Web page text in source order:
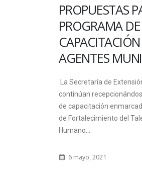
DE LA GUÍA
MIELES
del Laboratorio de
CICYTTP, se desempeñó
de la Guía para la...
25 septiembre, 2019